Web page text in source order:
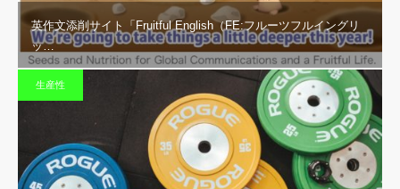
英作文添削サイト「Fruitful English（FE:フルーツフルイングリ
ッ…
生産性